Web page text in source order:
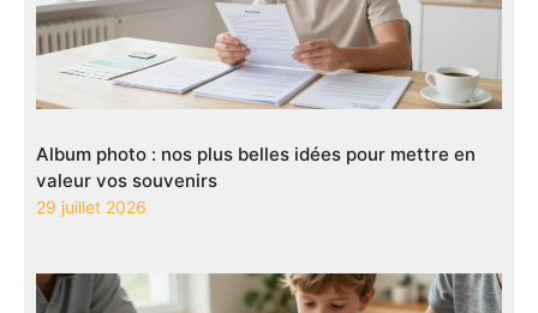
Album photo : nos plus belles idées pour mettre en
valeur vos souvenirs
29 juillet 2026